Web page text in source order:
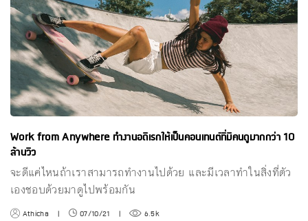
Work from Anywhere ทำงานอดิเรกให้เป็นคอนเทนต์ที่มีคนดูมากกว่า 10
ล้านวิว
จะดีแค่ไหนถ้าเราสามารถทำงานไปด้วย และมีเวลาทำในสิ่งที่ตัว
เองชอบด้วยมาดูไปพร้อมกัน
Athicha | 07/10/21 | 6.5k